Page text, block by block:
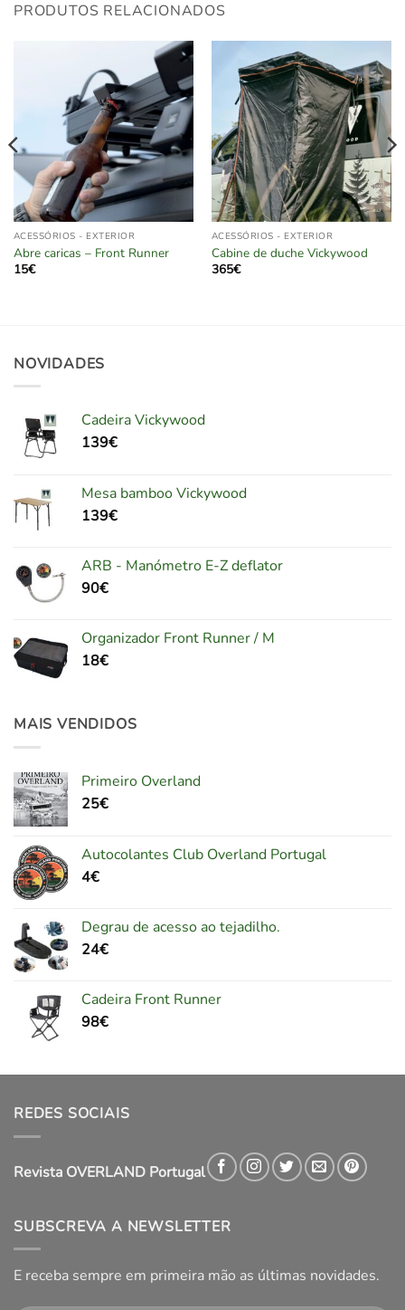
PRODUTOS RELACIONADOS
ACESSÓRIOS - EXTERIOR
Abre caricas – Front Runner
15€
ACESSÓRIOS - EXTERIOR
Cabine de duche Vickywood
365€
NOVIDADES
Cadeira Vickywood
139€
Mesa bamboo Vickywood
139€
ARB - Manómetro E-Z deflator
90€
Organizador Front Runner / M
18€
MAIS VENDIDOS
Primeiro Overland
25€
Autocolantes Club Overland Portugal
4€
Degrau de acesso ao tejadilho.
24€
Cadeira Front Runner
98€
REDES SOCIAIS
Revista OVERLAND Portugal
SUBSCREVA A NEWSLETTER
E receba sempre em primeira mão as últimas novidades.